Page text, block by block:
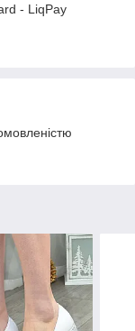
- LiqPay